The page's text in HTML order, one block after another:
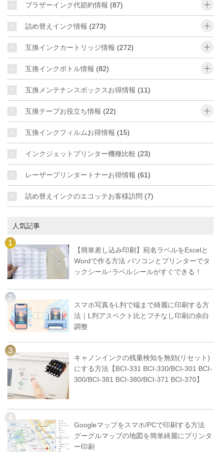
ブラザーインク代節約情報 (87)
詰め替えインク情報 (273)
互換インクカートリッジ情報 (272)
互換インクボトル情報 (82)
互換メンテナンスボックスお得情報 (11)
互換テープお役立ち情報 (22)
互換インクフィルムお得情報 (15)
インクジェットプリンター機種比較 (23)
レーザープリンタートナーお得情報 (61)
詰め替えインクのエコッテお客様訪問 (7)
人気記事
【簡単差し込み印刷】宛名ラベルをExcelと
Wordで作る方法 パソコンとプリンターでタ
ックシール･ラベルシールがすぐできる！
スマホ写真をL判で端まで綺麗に印刷する方
法｜L判アスペクト比とフチなし印刷の余白
調整
キャノンインクの残量検知を無効(リセット)
にする方法【BCI-331 BCI-330/BCI-301 BCI-
300/BCI-381 BCI-380/BCI-371 BCI-370】
Googleマップをスマホ/PCで印刷する方法
グーグルマップの地図を簡単綺麗にプリンタ
ー印刷